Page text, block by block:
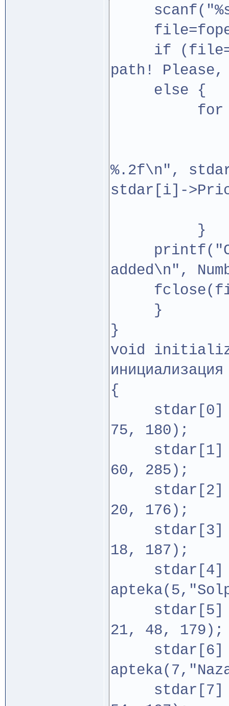
if
path!
else {
for (int
%.2f\n",
stdar[i]-
}
added\n",
}
}
void
{
stdar[0] =
75, 180);
stdar[1] =
60, 285);
stdar[2] =
20, 176);
stdar[3] =
18, 187);
stdar[4] =
stdar[5] =
21, 48, 179);
stdar[6] =
stdar[7] =